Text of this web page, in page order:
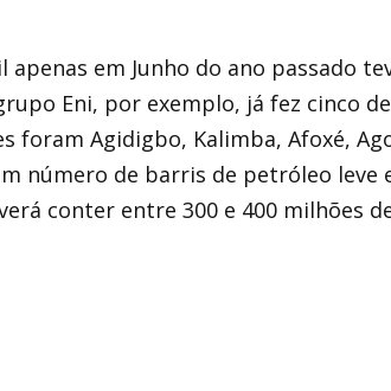
apenas em Junho do ano passado
Eni, por exemplo, já fez cinco
foram Agidigbo, Kalimba, Afoxé,
número de barris de petróleo leve
conter entre 300 e 400 milhões